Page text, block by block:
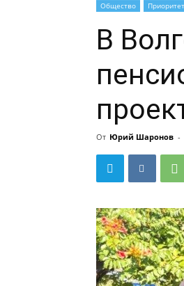
Общество
В
От Юрий Шаронов -